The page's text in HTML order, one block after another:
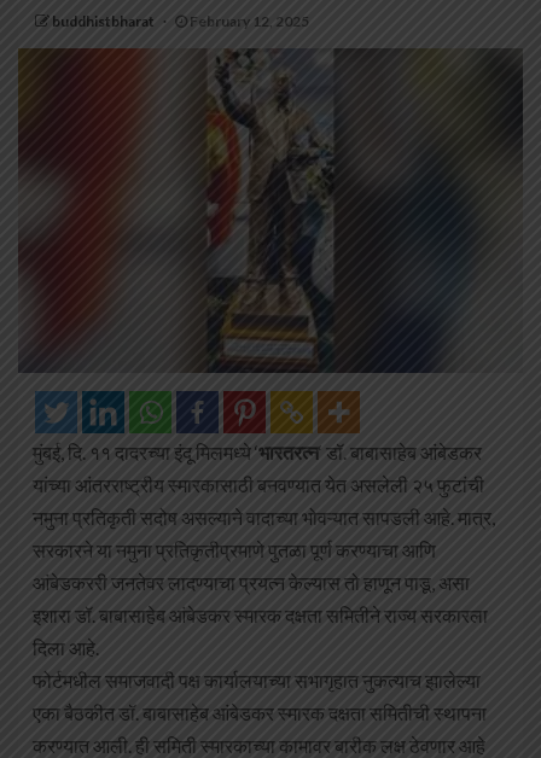
buddhistbharat February 12, 2025
मुंबई, दि. ११ दादरच्या इंदू मिलमध्ये ‘भारतरत्न ‘ डॉ. बाबासाहेब आंबेडकर
यांच्या आंतरराष्ट्रीय स्मारकासाठी बनवण्यात येत असलेली २५ फुटांची
नमुना प्रतिकृती सदोष असल्याने वादाच्या भोवऱ्यात सापडली आहे. मात्र,
सरकारने या नमुना प्रतिकृतीप्रमाणे पुतळा पूर्ण करण्याचा आणि
आंबेडकररी जनतेवर लादण्याचा प्रयत्न केल्यास तो हाणून पाडू, असा
इशारा डॉ. बाबासाहेब आंबेडकर स्मारक दक्षता समितीने राज्य सरकारला
दिला आहे.
फोर्टमधील समाजवादी पक्ष कार्यालयाच्या सभागृहात नुकत्याच झालेल्या
एका बैठकीत डॉ. बाबासाहेब आंबेडकर स्मारक दक्षता समितीची स्थापना
करण्यात आली. ही समिती स्मारकाच्या कामावर बारीक लक्ष ठेवणार आहे